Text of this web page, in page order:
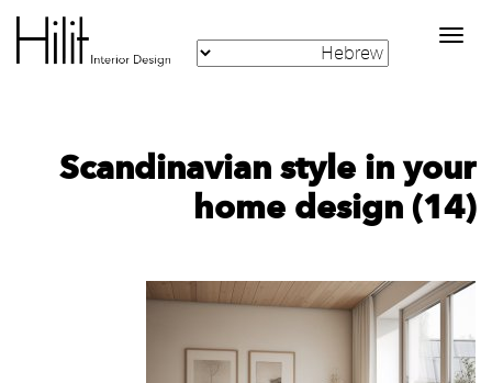
Toggle
navigation
Scandinavian style in your
home design (14)